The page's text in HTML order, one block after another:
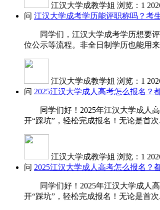
江汉大学成教学姐 浏览：1
问 江汉大学成考学历能评职称吗？考
同学们，江汉大学成考学历想要评
位公示等流程。非全日制学历也能用
江汉大学成教学姐 浏览：1
问 2025江汉大学成人高考怎么报名？
同学们好！2025年江汉大学成人高
开“踩坑”，轻松完成报名！无论是首次
江汉大学成教学姐 浏览：1
问 2025江汉大学成人高考怎么报名？
同学们好！2025年江汉大学成人高
开“踩坑”，轻松完成报名！无论是首次